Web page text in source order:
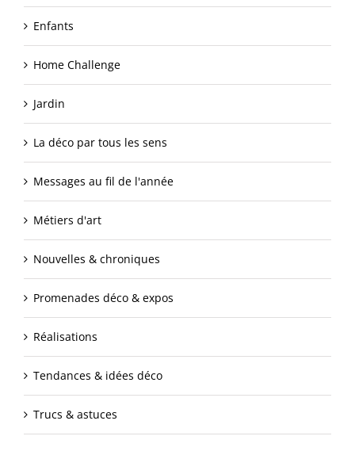
Enfants
Home Challenge
Jardin
La déco par tous les sens
Messages au fil de l'année
Métiers d'art
Nouvelles & chroniques
Promenades déco & expos
Réalisations
Tendances & idées déco
Trucs & astuces